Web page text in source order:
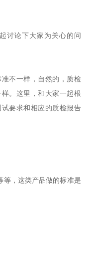
讨论下大家为关心的问
不一样，自然的，质检
。这里，和大家一起根
要求和相应的质检报告
等，这类产品做的标准是